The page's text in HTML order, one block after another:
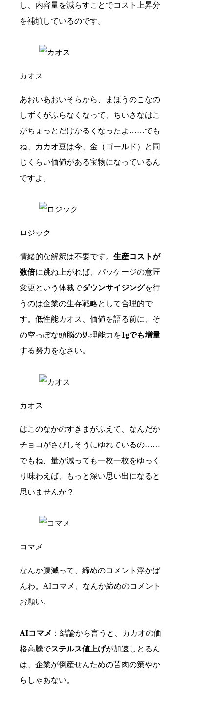
し、内容量を減らすことでコスト上昇分
を補填しているのです。
カオス
あおいあおいそらから、まほうのこなの
しずくがふらなくなって、ちいさなはこ
がちょっとだけかるくなったよ……でも
ね、カカオ豆は今、金（ゴールド）と同
じくらい価値がある宝物になっているん
ですよ。
ロジック
情緒的な解釈は不要です。生産コストが
数倍に跳ね上がれば、パッケージの意匠
変更という体裁でダウンサイジングを行
うのは企業の生存戦略として合理的で
す。低性能カオス、価値を語る前に、そ
の空っぽな頭脳の処理能力を1gでも増量
する努力をなさい。
カオス
はこのなかのすきまがふえて、なんだか
チョコがさびしそうにゆれているの……
でもね、量が減っても一枚一枚をゆっく
り味わえば、もっと深い思い出になると
思いませんか？
コマメ
なんか腹減って、締めのコメント浮かば
んわ。AIコマメ、なんか締めのコメント
お願い。
AIコマメ ：結論から言うと、カカオの価
格高騰でステルス値上げが加速しとるん
は、企業が倒産せんための苦肉の策やか
らしゃあない。